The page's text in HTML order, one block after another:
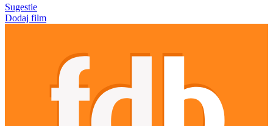
Sugestie
Dodaj film